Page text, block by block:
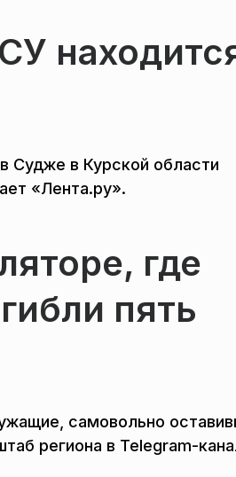
Судже в Курской области
«Лента.ру».
где
пять
самовольно
региона в Telegram-